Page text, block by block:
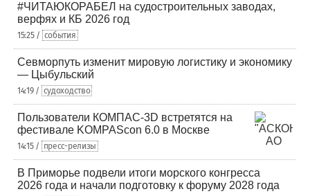
#ЧИТАЮКОРАБЕЛ на судостроительных заводах,
верфях и КБ 2026 год
15:25 / события
Севморпуть изменит мировую логистику и экономику
— Цыбульский
14:19 / судоходство
Пользователи КОМПАС-3D встретятся на
фестивале KOMPAScon 6.0 в Москве
14:15 / пресс-релизы
В Приморье подвели итоги морского конгресса
2026 года и начали подготовку к форуму 2028 года